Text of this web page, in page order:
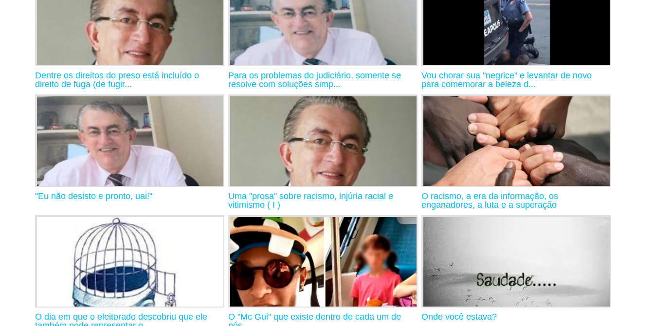
Dentre os direitos do preso está incluído o
direito de fuga (de fugir...
Para os problemas do judiciário, somente se
resolve com soluções simp...
Vou chorar sua "negrice" e levantar de novo
para comemorar a beleza d...
"Eu não desisto e pronto, uai!"
Uma "prosa" sobre racismo, injúria racial e
vitimismo ( I )
O racismo, a era da informação, os
enganadores, a luta e a superação
O dia em que o eleitorado descobriu que ele
O "Mc Gui" que existe dentro de cada um de
Onde você estava?